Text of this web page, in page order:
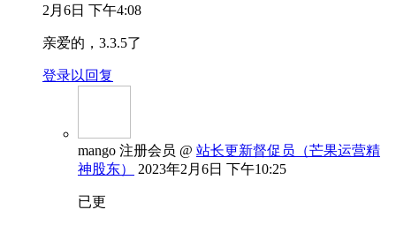
2月6日 下午4:08
亲爱的，3.3.5了
登录以回复
mango 注册会员 @ 站长更新督促员（芒果运营精
神股东）
2023年2月6日 下午10:25
已更